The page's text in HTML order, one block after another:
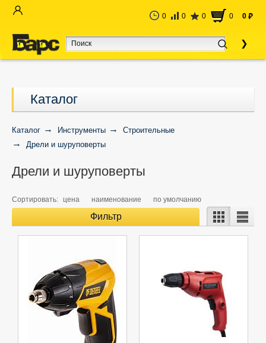
0 0 0 0 0 руб
Каталог
Каталог Инструменты
Строительные
Дрели и шуруповерты
Дрели и шуруповерты
Сортировать: цена наименование по умолчанию
Фильтр